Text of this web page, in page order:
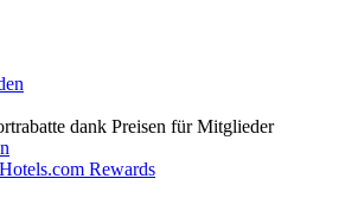
dank Preisen für Mitglieder
Rewards